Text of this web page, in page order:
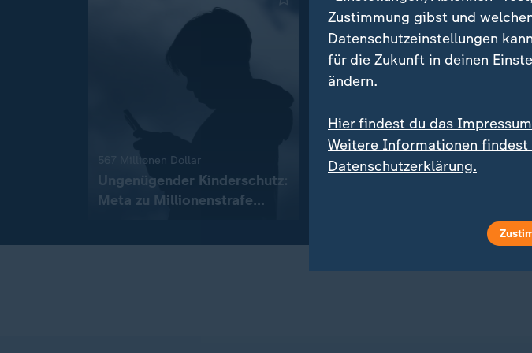
567 Millionen Dollar:
Ungenügender Kinderschutz:
Meta zu Millionenstrafe
Vor Start in die Saison der 2. Liga
Wohin führt Herthas großer
Ausverkauf?
Zustimmung gibst und
Datenschutzeinstellungen
für die Zukunft in deinen
ändern.
Hier findest du das
Weitere Informationen findest
Datenschutzerklärung.